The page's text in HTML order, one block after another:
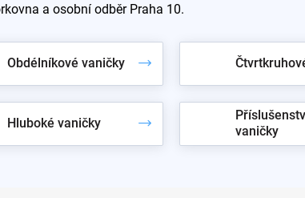
a osobní odběr Praha 10.
Obdélníkové vaničky
Hluboké vaničky
vaničky